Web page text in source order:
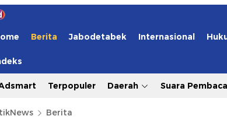
Berita Jabodetabek Internasional
Terpopuler Daerah Suara Pembaca
Berita